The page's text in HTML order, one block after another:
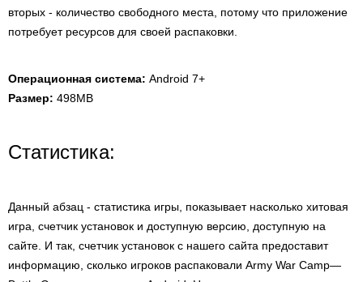
вторых - количество свободного места, потому что приложение
потребует ресурсов для своей распаковки.
Операционная система: Android 7+
Размер: 498MB
Статистика:
Данный абзац - статистика игры, показывает насколько хитовая
игра, счетчик установок и доступную версию, доступную на
сайте. И так, счетчик установок с нашего сайта предоставит
информацию, сколько игроков распаковали Army War Camp—